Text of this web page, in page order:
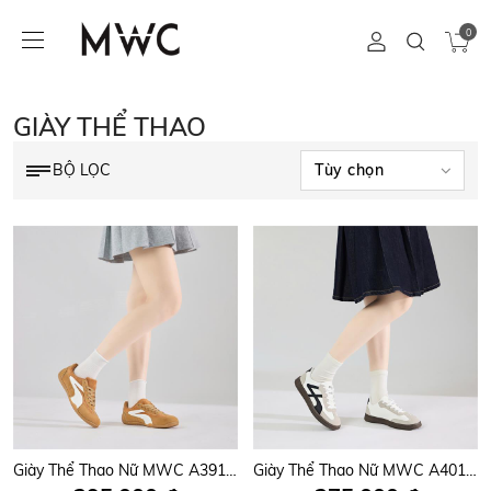
0
GIÀY THỂ THAO
BỘ LỌC
Giày Thể Thao Nữ MWC A391 - Giày Thể Thể Sneaker Nữ Nhẹ Êm, Thanh Lịch, Phối Đồ Siêu Xinh. Giày Thể Thao Nữ MWC A401 - Giày Thể Thể Sneaker Nữ Nhẹ Êm, Thanh Lịch, Phối Đồ Siêu Xinh.